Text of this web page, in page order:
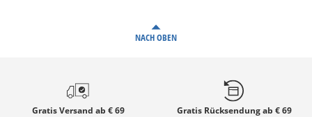
NACH OBEN
GratisVersand ab € 69 GratisRücksendung ab € 69